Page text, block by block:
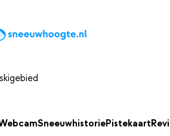
Kaarten
SneeuwhistoriePistekaart